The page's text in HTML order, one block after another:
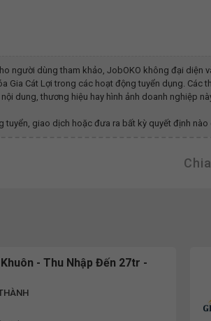
người dùng tham khảo, JobOKO không đại diện
Gia Cát Lợitrong các hoạt động tuyển dụng. Các
dung, thương hiệu hay hình ảnh doanh nghiệp
giao dịch hoặc đưa ra bất kỳ quyết định nào
- Thu Nhập Đến 27tr -